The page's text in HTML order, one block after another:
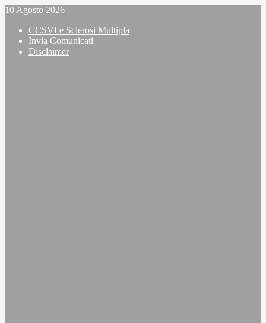
Vai
contenuto
10 Agosto 2026
CCSVI e Sclerosi Multipla
Invia Comunicati
Disclaimer